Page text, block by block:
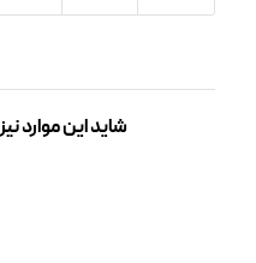
شاید این موارد